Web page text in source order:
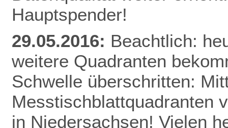
Hauptspender!
29.05.2016: Beachtlich:
weitere Quadranten
Schwelle überschritten:
Messtischblattquadranten
in Niedersachsen! Vielen